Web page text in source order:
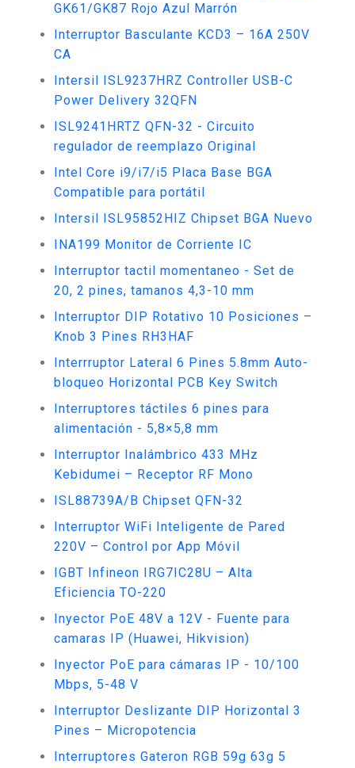
GK61/GK87 Rojo Azul Marrón
Interruptor Basculante KCD3 – 16A 250V
CA
Intersil ISL9237HRZ Controller USB-C
Power Delivery 32QFN
ISL9241HRTZ QFN-32 - Circuito
regulador de reemplazo Original
Intel Core i9/i7/i5 Placa Base BGA
Compatible para portátil
Intersil ISL95852HIZ Chipset BGA Nuevo
INA199 Monitor de Corriente IC
Interruptor tactil momentaneo - Set de
20, 2 pines, tamanos 4,3-10 mm
Interruptor DIP Rotativo 10 Posiciones –
Knob 3 Pines RH3HAF
Interrruptor Lateral 6 Pines 5.8mm Auto-
bloqueo Horizontal PCB Key Switch
Interruptores táctiles 6 pines para
alimentación - 5,8×5,8 mm
Interruptor Inalámbrico 433 MHz
Kebidumei – Receptor RF Mono
ISL88739A/B Chipset QFN-32
Interruptor WiFi Inteligente de Pared
220V – Control por App Móvil
IGBT Infineon IRG7IC28U – Alta
Eficiencia TO-220
Inyector PoE 48V a 12V - Fuente para
camaras IP (Huawei, Hikvision)
Inyector PoE para cámaras IP - 10/100
Mbps, 5-48 V
Interruptor Deslizante DIP Horizontal 3
Pines – Micropotencia
Interruptores Gateron RGB 59g 63g 5